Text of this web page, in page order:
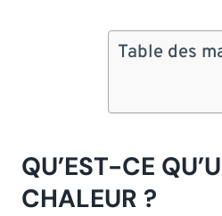
Table des
QU’EST-CE
CHALEUR ?